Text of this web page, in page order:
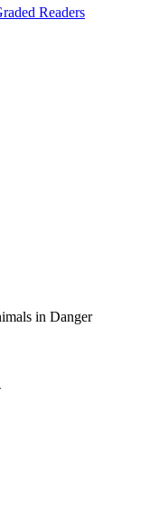
Readers
in Danger